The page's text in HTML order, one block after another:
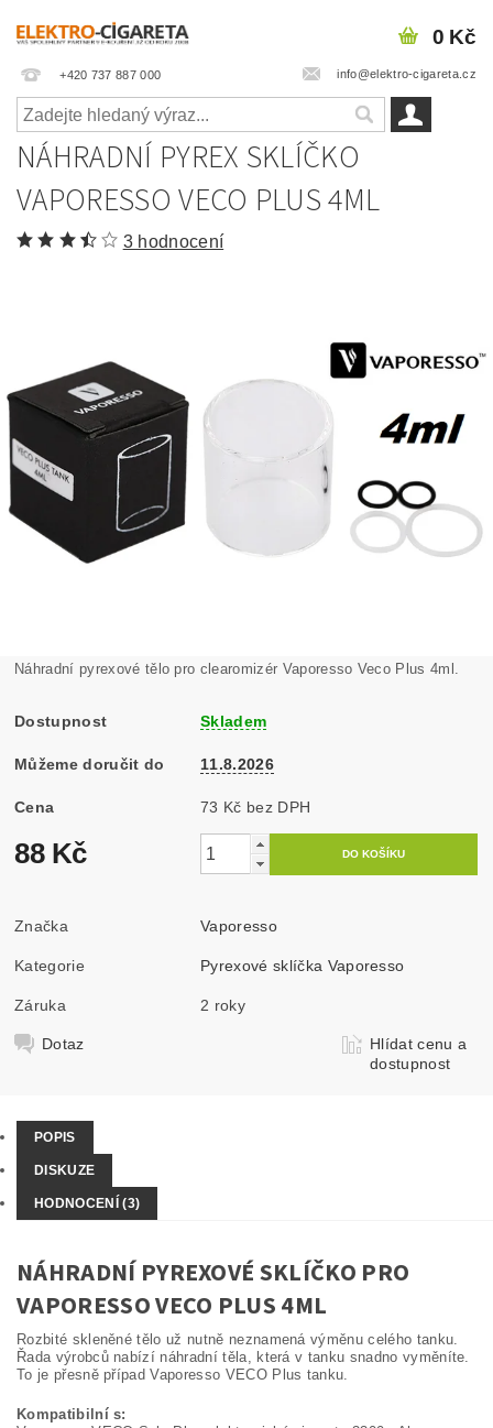
+420 737 887 000 info@elektro-cigareta.cz
0 Kč
NÁHRADNÍ PYREX SKLÍČKO
VAPORESSO VECO PLUS 4ML
3 hodnocení
Náhradní pyrexové tělo pro clearomizér Vaporesso Veco Plus 4ml.
Dostupnost Skladem
Můžeme doručit do 11.8.2026
Cena 73 Kč bez DPH
88 Kč
Značka Vaporesso
Kategorie Pyrexové sklíčka Vaporesso
Záruka 2 roky
Dotaz
Hlídat cenu a
dostupnost
POPIS
DISKUZE
HODNOCENÍ (3)
NÁHRADNÍ PYREXOVÉ SKLÍČKO PRO
VAPORESSO VECO PLUS 4ML
Rozbité skleněné tělo už nutně neznamená výměnu celého tanku.
Řada výrobců nabízí náhradní těla, která v tanku snadno vyměníte.
To je přesně případ Vaporesso VECO Plus tanku.
Kompatibilní s: